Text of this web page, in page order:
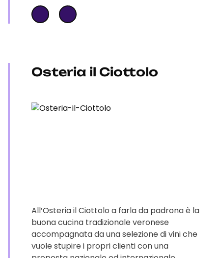
Osteria il Ciottolo
All’Osteria il Ciottolo a farla da padrona è la
buona cucina tradizionale veronese
accompagnata da una selezione di vini che
vuole stupire i propri clienti con una